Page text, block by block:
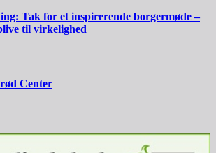
Tak for et inspirerende borgermøde –
til virkelighed
Center